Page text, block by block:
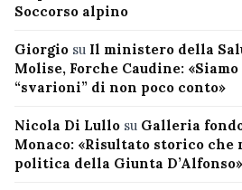
Soccorso alpino
Giorgio su Il ministero della
Molise, Forche Caudine:
“svarioni” di non poco conto»
Nicola Di Lullo su Galleria
Monaco: «Risultato storico che
politica della Giunta D’Alfonso»